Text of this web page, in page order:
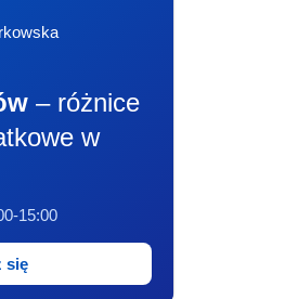
– różnice
w
15:00
się